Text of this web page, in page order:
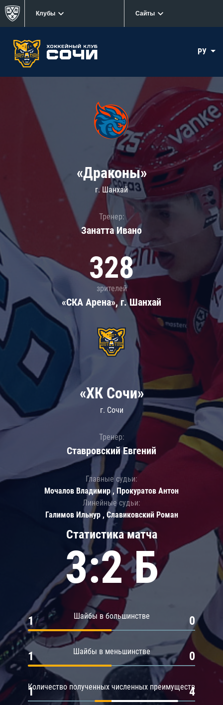
Клубы Сайты
РУ
«Драконы»
г. Шанхай
Тренер:
Занатта Иванo
328
зрителей
«СКА Арена», г. Шанхай
Статистика матча
3:2 Б
Шайбы в большинстве
1 0
Шайбы в меньшинстве
1 0
Количество полученных численных преимуществ
1 4
«ХК Сочи»
г. Сочи
Тренер:
Ставровский Евгений
Главные судьи:
Мочалов Владимир , Прокуратов Антон
Линейные судьи:
Галимов Ильнур , Славиковский Роман